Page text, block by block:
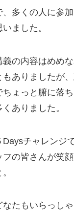
多くの人に参
ました。
の内容はめめ
ありましたが
ちょっと腑に落
ありました。
チャレンジ
の皆さんが笑
たもいらっし